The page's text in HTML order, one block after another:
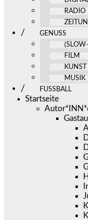
RADIO
GENUSS
FILM
KUNST
MUSIK
FUSSBALL
Startseite